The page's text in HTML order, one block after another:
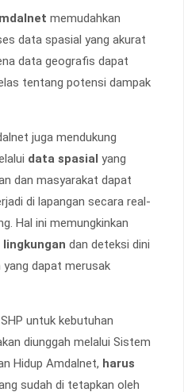
memudahkan
data spasial yang akurat
data geografis dapat
tentang potensi dampak
juga mendukung
data spasial yang
dan masyarakat dapat
di lapangan secara real-
Hal ini memungkinkan
dan deteksi dini
dapat merusak
untuk kebutuhan
diunggah melalui Sistem
Hidup Amdalnet, harus
sudah di tetapkan oleh